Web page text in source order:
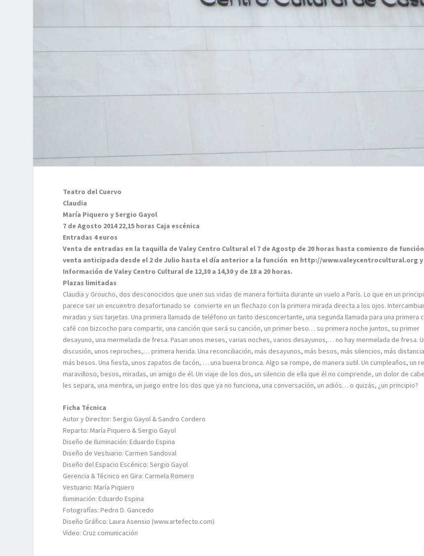
Teatro del Cuervo
Claudia
María Piquero y Sergio Gayol
7 de Agosto 2014 22,15 horas Caja escénica
Entradas 4 euros
Venta de entradas en la taquilla de Valey Centro Cultural el 7 de Agostp de 20 horas hasta comienzo de
venta anticipada desde el 2 de Julio hasta el día anterior a la función en http://www.valeycentrocultural.org y
Información de Valey Centro Cultural de 12,30 a 14,30 y de 18 a 20 horas.
Plazas limitadas
Claudia y Groucho, dos desconocidos que unen sus vidas de manera fortuita durante un vuelo a París. Lo que en un
parece ser un encuentro desafortunado se convierte en un flechazo con la primera mirada directa a los ojos.
miradas y sus tarjetas. Una primera llamada de teléfono un tanto desconcertante, una segunda llamada para una primera
café con bizcocho para compartir, una canción que será su canción, un primer beso… su primera noche juntos, su primer
desayuno, una mermelada de fresa. Pasan unos meses, varias noches, varios desayunos,… no hay mermelada de fresa.
discusión, unos reproches,… primera herida. Una reconciliación, más desayunos, más besos, más silencios, más
más besos. Una fiesta, unos zapatos de tacón, … una buena bronca. Algo se rompe, de manera sutil. Un cumpleaños, un
maravilloso, besos, miradas, un amigo de él. Un viaje de los dos, un silencio de ella que él no comprende, un dolor de
les separa, una mentira, un juego entre los dos que ya no funciona, una conversación, un adiós… o quizás, ¿un principio?
Ficha Técnica
Autor y Director: Sergio Gayol & Sandro Cordero
Reparto: María Piquero & Sergio Gayol
Diseño de Iluminación: Eduardo Espina
Diseño de Vestuario: Carmen Sandoval
Diseño del Espacio Escénico: Sergio Gayol
Gerencia & Técnico en Gira: Carmela Romero
Vestuario: María Piquero
Iluminación: Eduardo Espina
Fotografías: Pedro D. Gancedo
Diseño Gráfico: Laura Asensio (www.artefecto.com)
Vídeo: Cruz comunicación